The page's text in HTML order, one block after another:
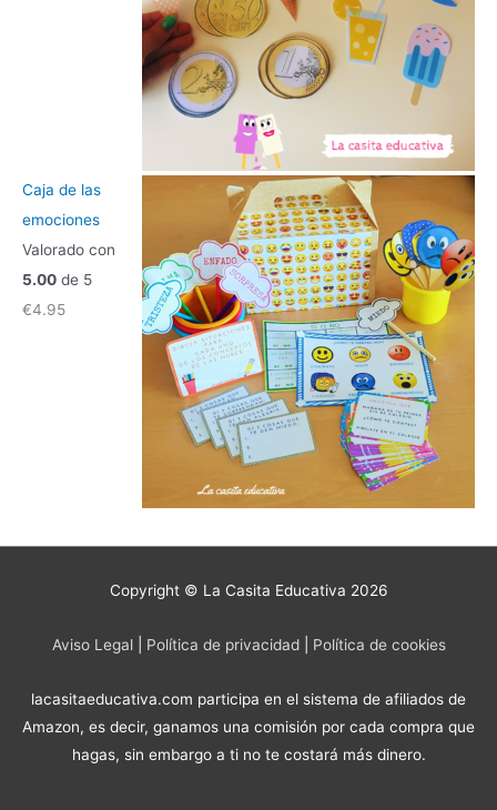
Caja de las
emociones
Valorado con
5.00 de 5
€4.95
Copyright © La Casita Educativa 2026
Aviso Legal| Política de privacidad| Política de cookies
lacasitaeducativa.com participa en el sistema de afiliados de
Amazon, es decir, ganamos una comisión por cada compra que
hagas, sin embargo a ti no te costará más dinero.